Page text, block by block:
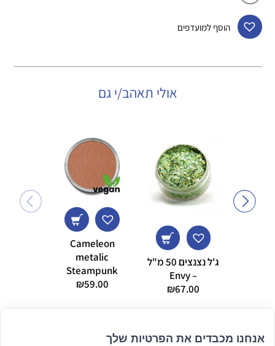
הוסף למועדפים
אולי תאהב/י גם
ג'ל נצנצים 50 מ"ל
– Envy
₪67.00
Cameleon
metalic
Steampunk
₪59.00
אנחנו מכבדים את הפרטיות שלך